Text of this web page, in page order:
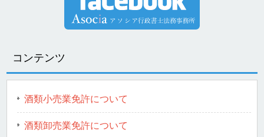
コンテンツ
酒類小売業免許について
酒類卸売業免許について